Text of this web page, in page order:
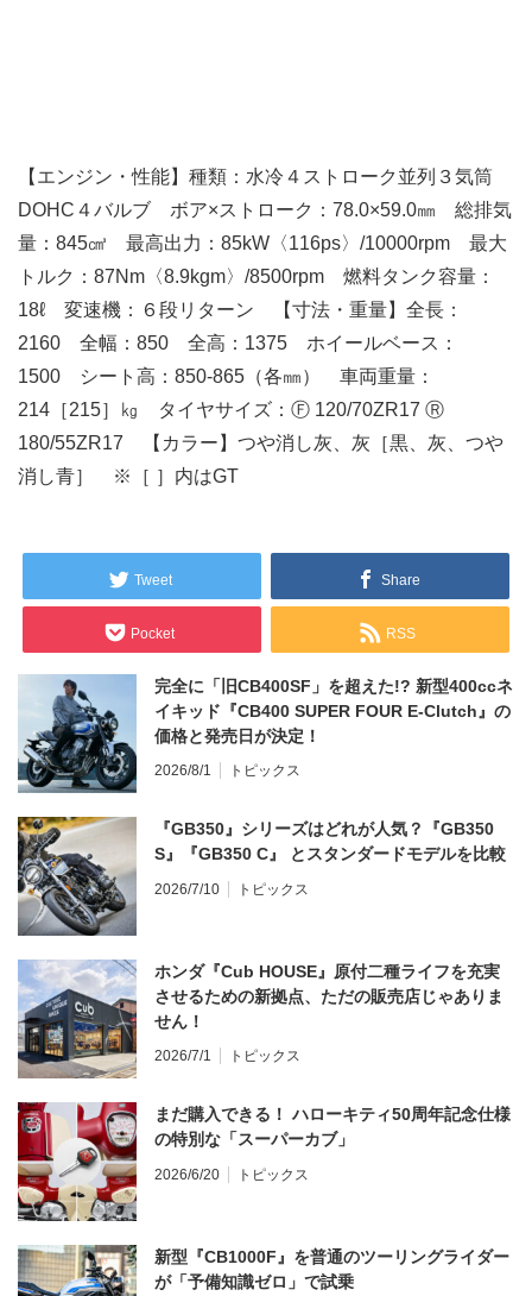
【エンジン・性能】種類：水冷４ストローク並列３気筒
DOHC４バルブ ボア×ストローク：78.0×59.0㎜ 総排気
量：845㎤ 最高出力：85kW〈116ps〉/10000rpm 最大
トルク：87Nm〈8.9kgm〉/8500rpm 燃料タンク容量：
18ℓ 変速機：６段リターン 【寸法・重量】全長：
2160 全幅：850 全高：1375 ホイールベース：
1500 シート高：850-865（各㎜） 車両重量：
214［215］㎏ タイヤサイズ：Ⓕ 120/70ZR17 Ⓡ
180/55ZR17 【カラー】つや消し灰、灰［黒、灰、つや
消し青］ ※［ ］内はGT
Tweet Share
Pocket RSS
完全に「旧CB400SF」を超えた!? 新型400ccネ
イキッド『CB400 SUPER FOUR E-Clutch』の
価格と発売日が決定！
2026/8/1 トピックス
『GB350』シリーズはどれが人気？『GB350
S』『GB350 C』 とスタンダードモデルを比較
2026/7/10 トピックス
ホンダ『Cub HOUSE』原付二種ライフを充実
させるための新拠点、ただの販売店じゃありま
せん！
2026/7/1 トピックス
まだ購入できる！ ハローキティ50周年記念仕様
の特別な「スーパーカブ」
2026/6/20 トピックス
新型『CB1000F』を普通のツーリングライダー
が「予備知識ゼロ」で試乗